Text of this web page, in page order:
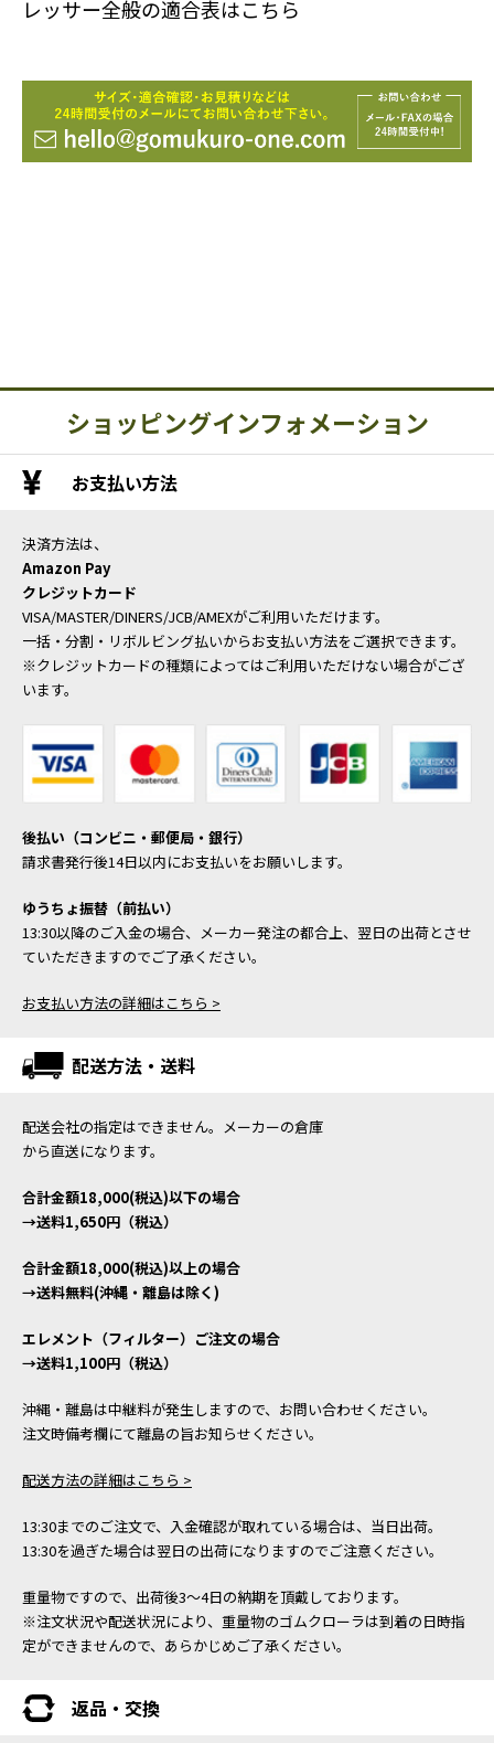
レッサー全般の適合表はこちら
ショッピングインフォメーション
お支払い方法
決済方法は、
Amazon Pay
クレジットカード
VISA/MASTER/DINERS/JCB/AMEXがご利用いただけます。
一括・分割・リボルビング払いからお支払い方法をご選択できます。
※クレジットカードの種類によってはご利用いただけない場合がござ
います。
後払い（コンビニ・郵便局・銀行）
請求書発行後14日以内にお支払いをお願いします。
ゆうちょ振替（前払い）
13:30以降のご入金の場合、メーカー発注の都合上、翌日の出荷とさせ
ていただきますのでご了承ください。
お支払い方法の詳細はこちら >
配送方法・送料
配送会社の指定はできません。メーカーの倉庫
から直送になります。
合計金額18,000(税込)以下の場合
→送料1,650円（税込）
合計金額18,000(税込)以上の場合
→送料無料(沖縄・離島は除く)
エレメント（フィルター）ご注文の場合
→送料1,100円（税込）
沖縄・離島は中継料が発生しますので、お問い合わせください。
注文時備考欄にて離島の旨お知らせください。
配送方法の詳細はこちら >
13:30までのご注文で、入金確認が取れている場合は、当日出荷。
13:30を過ぎた場合は翌日の出荷になりますのでご注意ください。
重量物ですので、出荷後3～4日の納期を頂戴しております。
※注文状況や配送状況により、重量物のゴムクローラは到着の日時指
定ができませんので、あらかじめご了承ください。
返品・交換